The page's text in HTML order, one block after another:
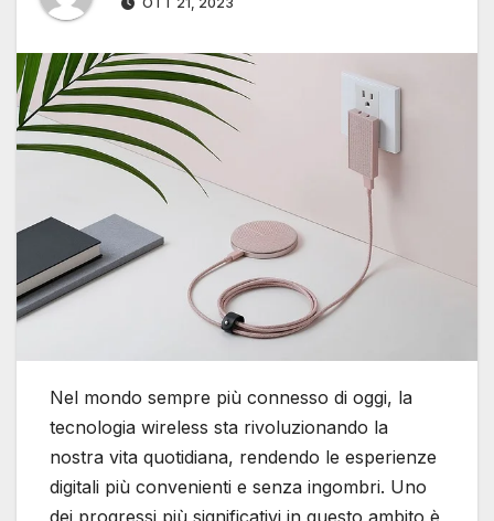
Nel mondo sempre più connesso di oggi, la
tecnologia wireless sta rivoluzionando la
nostra vita quotidiana, rendendo le esperienze
digitali più convenienti e senza ingombri. Uno